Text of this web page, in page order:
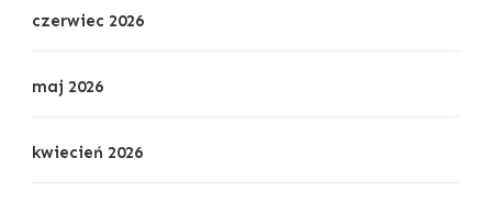
czerwiec 2026
maj 2026
kwiecień 2026